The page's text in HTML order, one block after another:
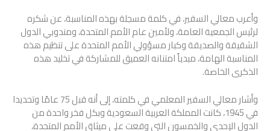
وأعرب معالي السفير، في كلمة مسجلة بهذه المناسبة، عن شكره
لرئيس الجمعية العامة، ولأمين عام الأمم المتحدة، ومندوبي الدول
الشقيقة والصديقة وكبار مسؤولي الأمم المتحدة على تنظيم هذه
المناسبة الهامة، مبدياً امتنانه العميق للمشاركة في تخليد هذه
الذكرى الخاصة.
وأشار معالي السفير المعلمي في كلمته، إلى أنه قبل 75 عامًا وتحديدا
في 1945، كانت المملكة العربية السعودية وبكل فخر واحدة من
الدول الإحدى والخمسون التي وقعت على ميثاق الأمم المتحدة،